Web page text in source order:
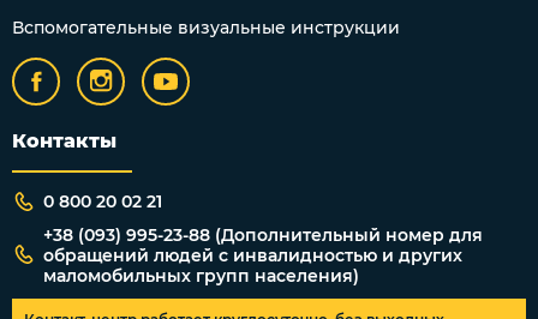
Вспомогательные визуальные инструкции
Контакты
0 800 20 02 21
+38 (093) 995-23-88 (Дополнительный номер для
обращений людей с инвалидностью и других
маломобильных групп населения)